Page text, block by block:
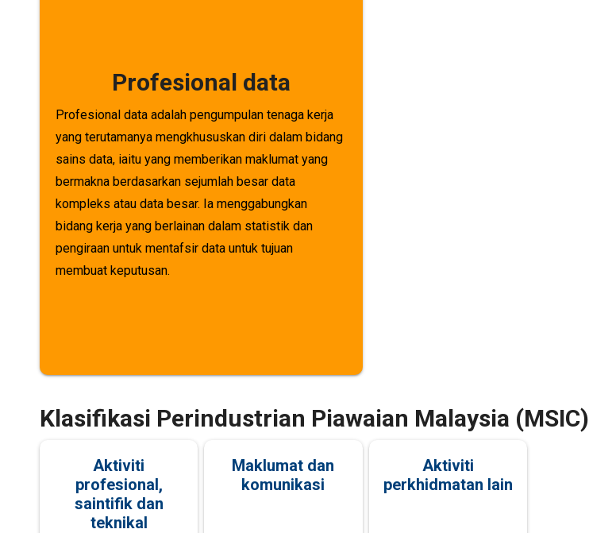
Profesional data
Profesional data adalah pengumpulan tenaga kerja
yang terutamanya mengkhususkan diri dalam bidang
sains data, iaitu yang memberikan maklumat yang
bermakna berdasarkan sejumlah besar data
kompleks atau data besar. Ia menggabungkan
bidang kerja yang berlainan dalam statistik dan
pengiraan untuk mentafsir data untuk tujuan
membuat keputusan.
Klasifikasi Perindustrian Piawaian Malaysia (MSIC)
Aktiviti
profesional,
saintifik dan
teknikal
Maklumat dan
komunikasi
Aktiviti
perkhidmatan lain